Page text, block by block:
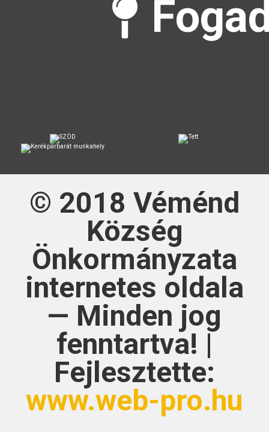
© 2018 Véménd
Község
Önkormányzata
internetes oldala
— Minden jog
fenntartva! |
Fejlesztette:
www.web-pro.hu